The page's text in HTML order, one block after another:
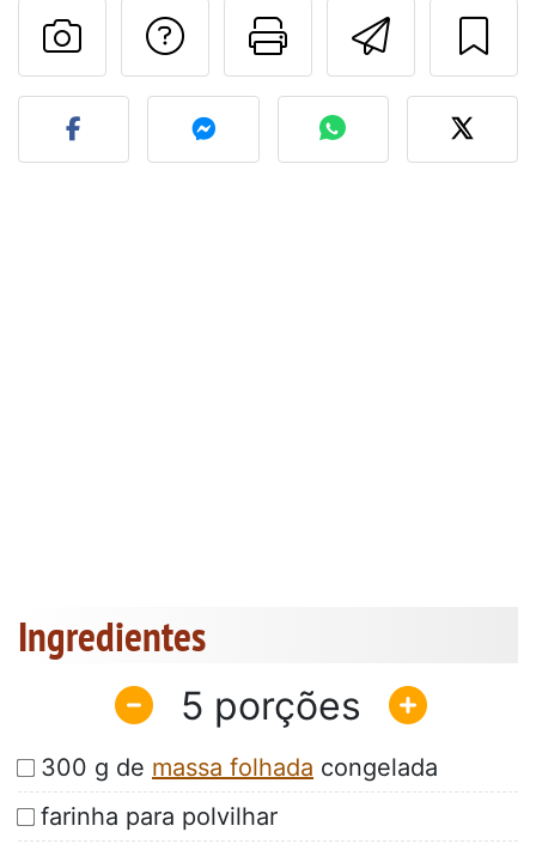
Imprima
Falar com o autor
Fez esta receita?
Ingredientes
5
300 g de massa folhada congelada
farinha para polvilhar